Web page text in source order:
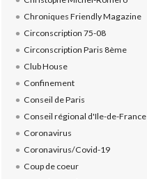
Chroniques Friendly Magazine
Circonscription 75-08
Circonscription Paris 8ème
Club House
Confinement
Conseil de Paris
Conseil régional d'Ile-de-France
Coronavirus
Coronavirus/Covid-19
Coup de coeur